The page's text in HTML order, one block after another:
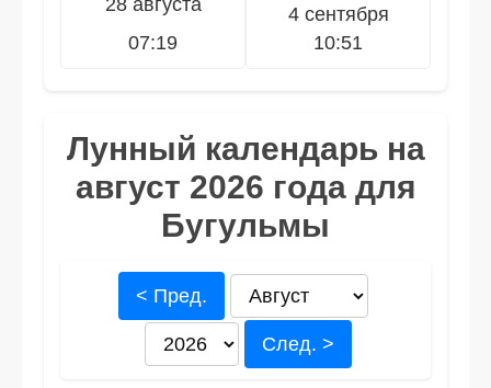
28 августа
07:19
4 сентября
10:51
Лунный календарь на
август 2026 года для
Бугульмы
< Пред.
След. >